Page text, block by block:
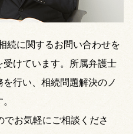
続に関するお問い合わせを
けています。所属弁護士
行い、相続問題解決のノ
でお気軽にご相談くださ